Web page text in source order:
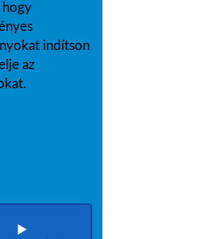
hogy
indítson
az